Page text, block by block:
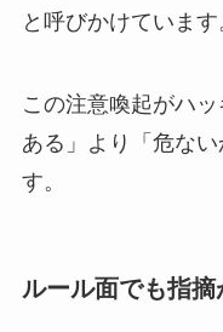
と呼びかけています
この注意喚起がハ
ある」より「危な
す。
ルール面でも指